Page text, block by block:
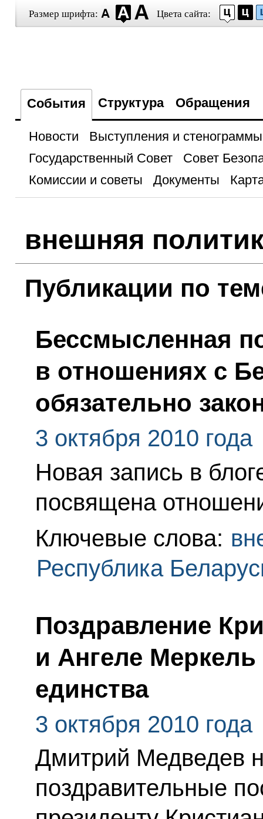
Размер шрифта: Цвета сайта:
События Структура Обращения
Новости
Выступления и стенограммы
Государственный Совет
Совет
Комиссии и советы
Документы
внешняя
Публикации по
Бессмысленная
в отношениях с
обязательно
3 октября 2010 года
Новая запись в
посвящена
Ключевые слова:
Республика
Поздравление
и Ангеле
единства
3 октября 2010 года
Дмитрий Медведев
поздравительные